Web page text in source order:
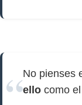
No pienses
ello como